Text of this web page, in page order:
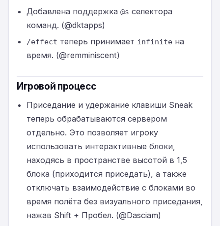
Добавлена поддержка @s селектора
команд. (@dktapps)
/effect теперь принимает infiniteна
время. (@remminiscent)
Игровой процесс
Приседание и удержание клавиши Sneak
теперь обрабатываются сервером
отдельно. Это позволяет игроку
использовать интерактивные блоки,
находясь в пространстве высотой в 1,5
блока (приходится приседать), а также
отключать взаимодействие с блоками во
время полёта без визуального приседания,
нажав Shift + Пробел. (@Dasciam)